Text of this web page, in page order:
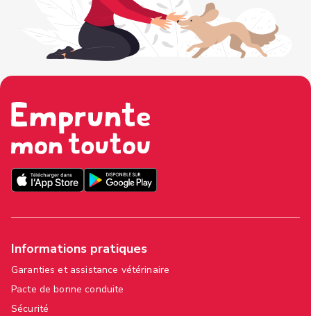
Informations pratiques
Garanties et assistance vétérinaire
Pacte de bonne conduite
Sécurité